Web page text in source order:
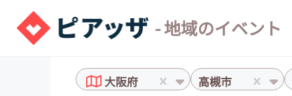
- 地域のイベント
大阪府 高槻市